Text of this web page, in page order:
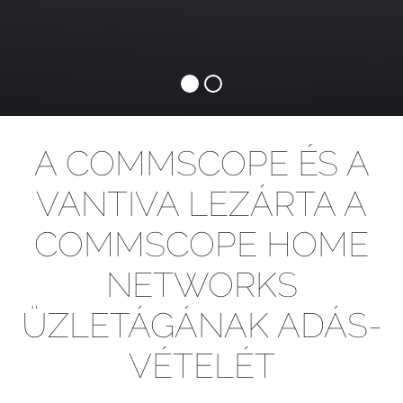
A COMMSCOPE ÉS A
VANTIVA LEZÁRTA A
COMMSCOPE HOME
NETWORKS
ÜZLETÁGÁNAK ADÁS-
VÉTELÉT